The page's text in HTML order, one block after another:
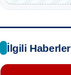
İlgili Haberler